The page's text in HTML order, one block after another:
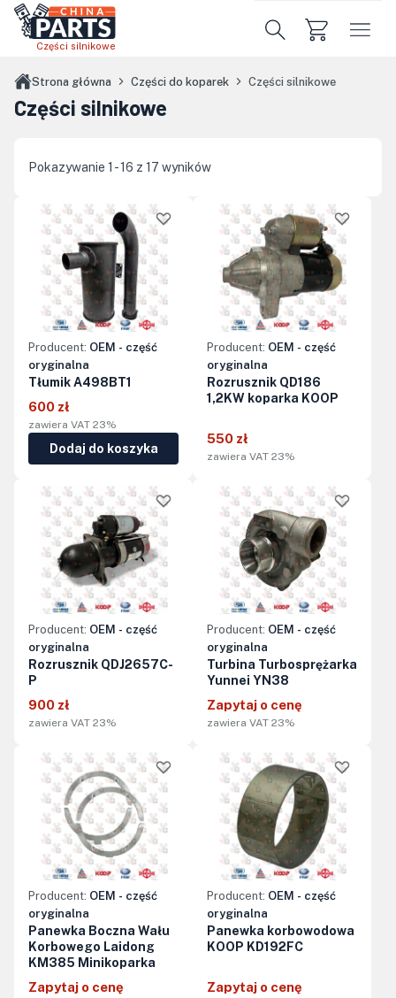
Przejdź do treści głównej
Części silnikowe
Strona główna Części do koparek Części silnikowe
Części silnikowe
Pokazywanie 1 - 16 z 17 wyników
Producent: OEM - część
oryginalna
Tłumik A498BT1
600 zł
zawiera VAT 23%
Dodaj do koszyka
Producent: OEM - część
oryginalna
Rozrusznik QD186
1,2KW koparka KOOP
550 zł
zawiera VAT 23%
Producent: OEM - część
oryginalna
Rozrusznik QDJ2657C-
P
900 zł
zawiera VAT 23%
Producent: OEM - część
oryginalna
Turbina Turbosprężarka
Yunnei YN38
Zapytaj o cenę
zawiera VAT 23%
Producent: OEM - część
oryginalna
Panewka Boczna Wału
Korbowego Laidong
KM385 Minikoparka
Zapytaj o cenę
Producent: OEM - część
oryginalna
Panewka korbowodowa
KOOP KD192FC
Zapytaj o cenę